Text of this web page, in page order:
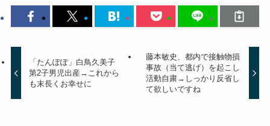
「たんぽぽ」白鳥久美子
第2子男児出産→これから
も末長くお幸せに
藤本敏史、都内で接触物損
事故（当て逃げ）を起こし
活動自粛→しっかり反省し
て欲しいですね